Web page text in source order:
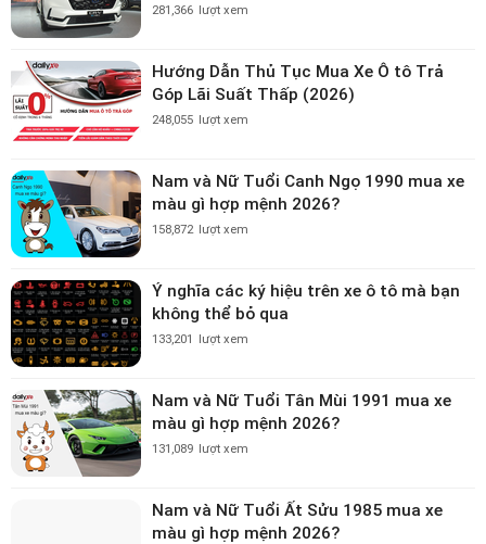
281,366 lượt xem
Hướng Dẫn Thủ Tục Mua Xe Ô tô Trả
Góp Lãi Suất Thấp (2026)
248,055 lượt xem
Nam và Nữ Tuổi Canh Ngọ 1990 mua xe
màu gì hợp mệnh 2026?
158,872 lượt xem
Ý nghĩa các ký hiệu trên xe ô tô mà bạn
không thể bỏ qua
133,201 lượt xem
Nam và Nữ Tuổi Tân Mùi 1991 mua xe
màu gì hợp mệnh 2026?
131,089 lượt xem
Nam và Nữ Tuổi Ất Sửu 1985 mua xe
màu gì hợp mệnh 2026?